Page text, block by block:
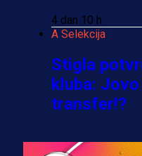
4 dan 10 h
A Selekcija
Stigla
kluba:
transfer!?
A Selekcija